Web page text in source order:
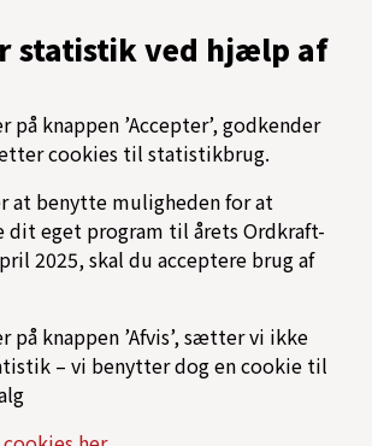
spørgsmål
Nordkraft
Ordkraft
statistik ved hjælp af
på knappen ’Accepter’, godkender
cookies til statistikbrug.
at benytte muligheden for at
dit eget program til årets Ordkraft-
2025, skal du acceptere brug af
på knappen ’Afvis’, sætter vi ikke
– vi benytter dog en cookie til